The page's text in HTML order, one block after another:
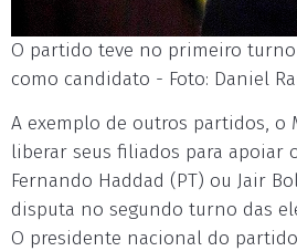
O partido teve no primeiro
como candidato - Foto: Daniel
A exemplo de outros partidos, o
liberar seus filiados para apoiar
Fernando Haddad (PT) ou Jair
disputa no segundo turno das
O presidente nacional do